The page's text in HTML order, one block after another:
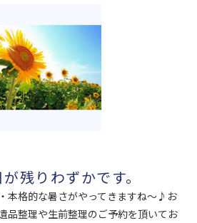
残りわずかです。
本格的な暑さがやってきますね～♪お
品整理や生前整理のご予約を頂いてお